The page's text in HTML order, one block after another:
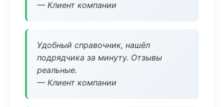
— Клиент компании
Удобный справочник, нашёл
подрядчика за минуту. Отзывы
реальные.
— Клиент компании